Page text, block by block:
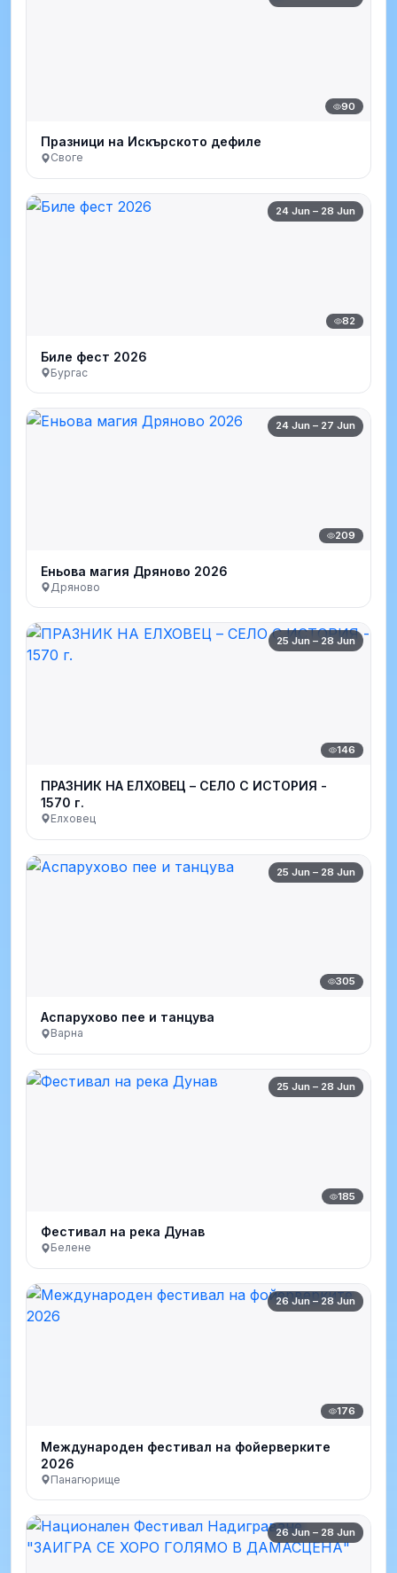
90
Празници на Искърското дефиле
Своге
24 Jun – 28 Jun
82
Биле фест 2026
Бургас
24 Jun – 27 Jun
209
Еньова магия Дряново 2026
Дряново
25 Jun – 28 Jun
146
ПРАЗНИК НА ЕЛХОВЕЦ – СЕЛО С ИСТОРИЯ -
1570 г.
Елховец
25 Jun – 28 Jun
305
Аспарухово пее и танцува
Варна
25 Jun – 28 Jun
185
Фестивал на река Дунав
Белене
26 Jun – 28 Jun
176
Международен фестивал на фойерверките
2026
Панагюрище
26 Jun – 28 Jun